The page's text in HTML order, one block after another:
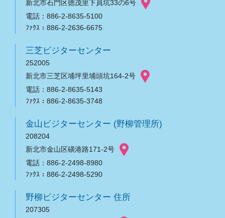
新北市石門区徳茂里下員坑33の6号
電話：886-2-8635-5100
ﾌｧｸｽ：886-2-2636-6675
三芝ビジターセンター
252005
新北市三芝区埔坪里埔頭坑164-2号
電話：886-2-8635-5143
ﾌｧｸｽ：886-2-8635-3748
金山ビジターセンター (野柳管理所)
208204
新北市金山区磺港路171-2号
電話：886-2-2498-8980
ﾌｧｸｽ：886-2-2498-5290
野柳ビジターセンター 住所
207305